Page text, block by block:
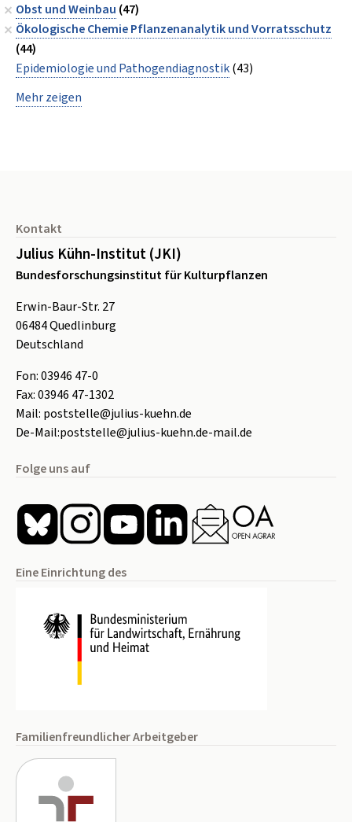
Obst und Weinbau (47)
Ökologische Chemie Pflanzenanalytik und Vorratsschutz
(44)
Epidemiologie und Pathogendiagnostik(43)
Mehr zeigen
Kontakt
Julius Kühn-Institut (JKI)
Bundesforschungsinstitut für Kulturpflanzen
Erwin-Baur-Str. 27
06484Quedlinburg
Deutschland
Fon:03946 47-0
Fax:03946 47-1302
Mail: poststelle@julius-kuehn.de
De-Mail:poststelle@julius-kuehn.de-mail.de
Folge uns auf
Eine Einrichtung des
Familienfreundlicher Arbeitgeber